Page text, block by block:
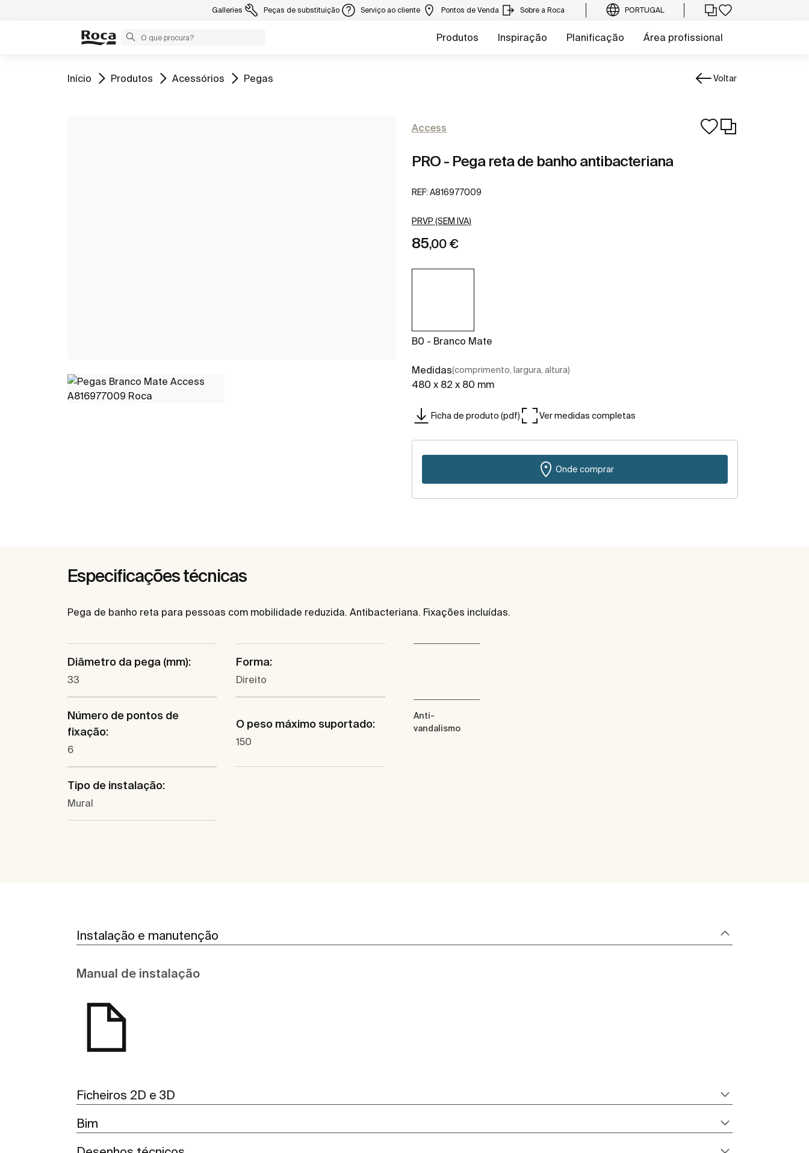
Galleries Peças de substituição Serviço ao cliente Pontos de Venda Sobre a Roca PORTUGAL
Produtos Inspiração Planificação Área profissional
Ir para
Início Ir para
Produtos Ir para
Acessórios Ir para
Pegas Voltar
Access
PRO - Pega reta de banho antibacteriana
REF: A816977009
PRVP (SEM IVA)
85,00 €
B0 - Branco Mate
Medidas(comprimento, largura, altura)
480 x 82 x 80 mm
Ficha de produto (pdf) Ver medidas completas
Onde comprar
Especificações técnicas
Pega de banho reta para pessoas com mobilidade reduzida. Antibacteriana. Fixações incluídas.
Diâmetro da pega (mm):
33
Forma:
Direito
Número de pontos de
fixação:
6
O peso máximo suportado:
150
Tipo de instalação:
Mural
Anti-
vandalismo
Instalação e manutenção
Manual de instalação
Ficheiros 2D e 3D
Bim